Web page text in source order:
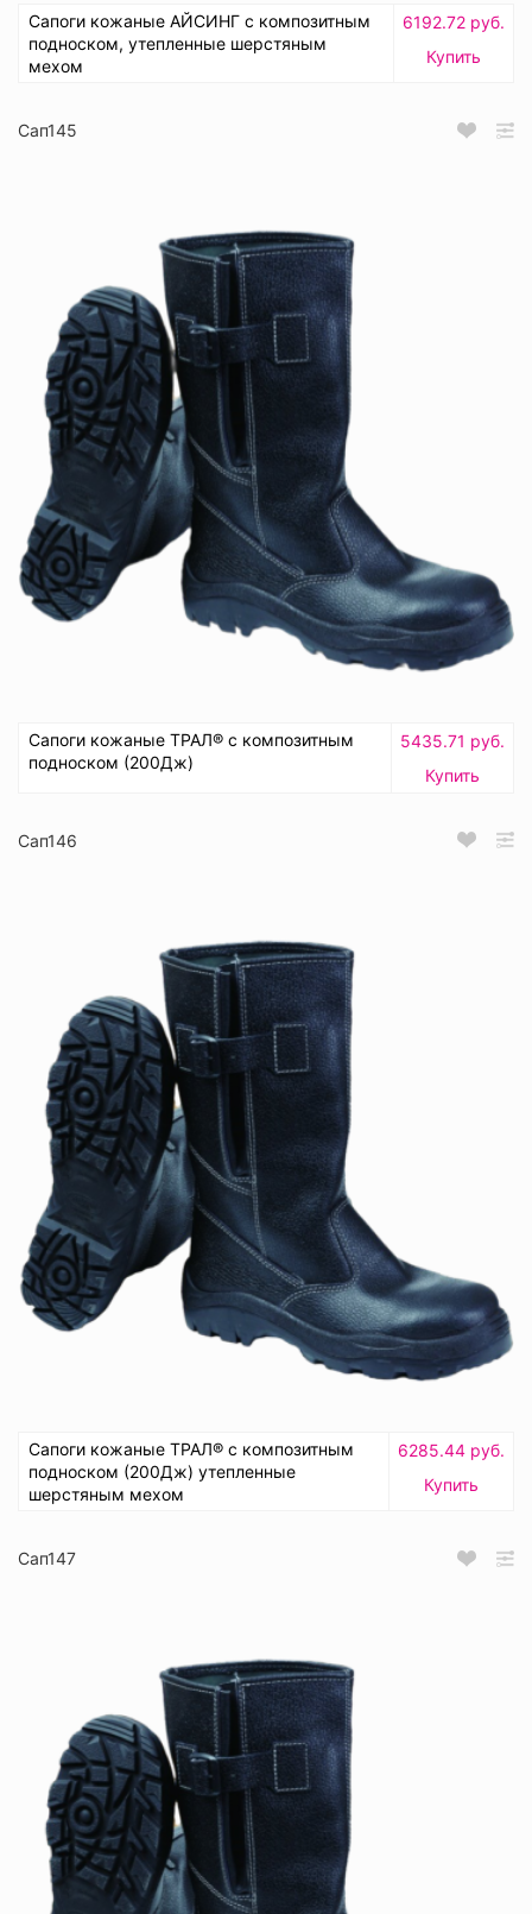
Сапоги кожаные АЙСИНГ с композитным
подноском, утепленные шерстяным
мехом
6192.72 руб.
Купить
Сап145
Сапоги кожаные ТРАЛ® с композитным
подноском (200Дж)
5435.71 руб.
Купить
Сап146
Сапоги кожаные ТРАЛ® с композитным
подноском (200Дж) утепленные
шерстяным мехом
6285.44 руб.
Купить
Сап147